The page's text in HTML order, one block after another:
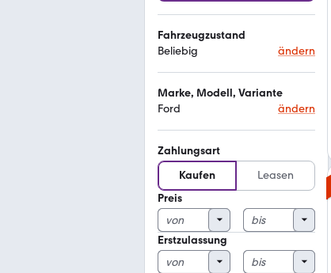
Fahrzeugzustand
Beliebig
ändern
Marke, Modell, Variante
Ford
ändern
Zahlungsart
Kaufen
Leasen
Preis
Erstzulassung